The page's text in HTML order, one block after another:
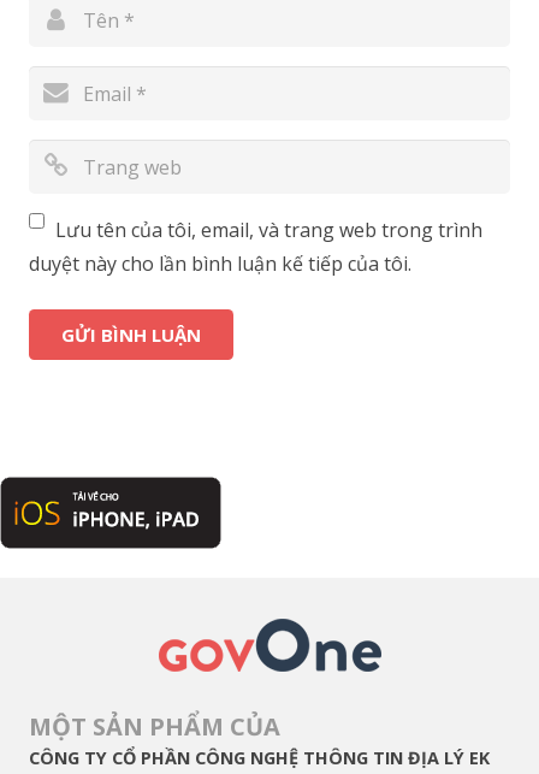
Lưu tên của tôi, email, và trang web trong trình
duyệt này cho lần bình luận kế tiếp của tôi.
MỘT SẢN PHẨM CỦA
CÔNG TY CỔ PHẦN CÔNG NGHỆ THÔNG TIN ĐỊA LÝ EK